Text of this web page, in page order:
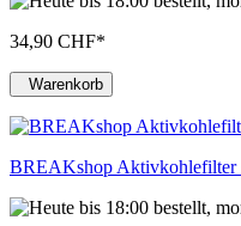
34,90 CHF*
Warenkorb
BREAKshop Aktivkohlefilter